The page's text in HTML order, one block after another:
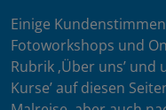
Einige
Fotoworkshops und
Rubrik ‚Über uns’
Kurse’ auf diesen